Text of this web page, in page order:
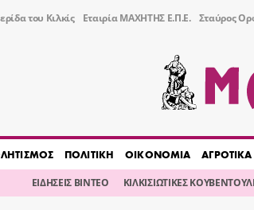
του Κιλκίς Εταιρία ΜΑΧΗΤΗΣ Ε.Π.Ε. Σταύρος
ΠΟΛΙΤΙΚΗ ΟΙΚΟΝΟΜΙΑ ΑΓΡΟΤΙΚΑ
ΕΙΔΗΣΕΙΣ ΒΙΝΤΕΟ ΚΙΛΚΙΣΙΩΤΙΚΕΣ